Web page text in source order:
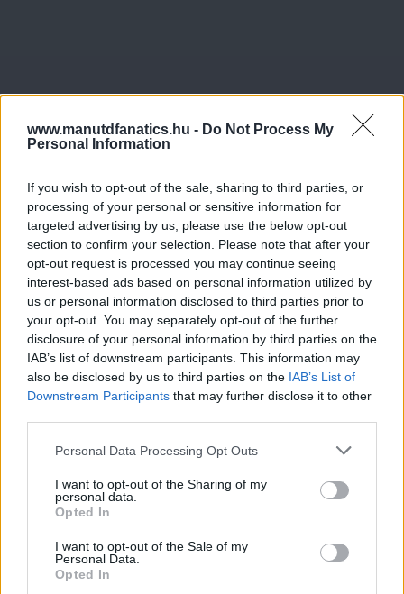
www.manutdfanatics.hu - Do Not Process My
Personal Information
If you wish to opt-out of the sale, sharing to third parties, or
processing of your personal or sensitive information for
targeted advertising by us, please use the below opt-out
section to confirm your selection. Please note that after your
opt-out request is processed you may continue seeing
interest-based ads based on personal information utilized by
us or personal information disclosed to third parties prior to
your opt-out. You may separately opt-out of the further
disclosure of your personal information by third parties on the
IAB’s list of downstream participants. This information may
also be disclosed by us to third parties on the IAB’s List of
Downstream Participants that may further disclose it to other
Please note that this website/app uses one or more Google
not limited to your visit or usage behaviour. You may click to
grant or deny consent to Google and its third-party tags to
use your data for below specified purposes in below Google
consent section.
Personal Data Processing Opt Outs
I want to opt-out of the Sharing of my
personal data.
Opted In
I want to opt-out of the Sale of my
Personal Data.
Opted In
Meccs Center